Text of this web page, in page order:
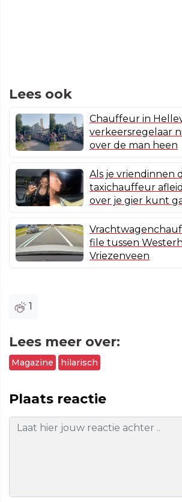
Lees ook
Chauffeur in
verkeersregelaar
over de man heen
Als je vriendinnen
taxichauffeur
over je gier kunt
file tussen
Vriezenveen
1
Lees meer over:
Magazine hilarisch
Plaats reactie